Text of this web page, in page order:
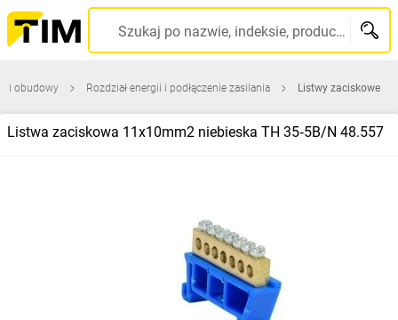
Szukaj po nazwie, indeksie, producencie, kodzie kreskowym...
i obudowy Rozdział energii i podłączenie zasilania Listwy zaciskowe
Listwa zaciskowa 11x10mm2 niebieska TH 35‑5B/N 48.557